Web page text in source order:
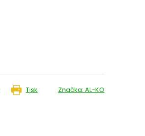
Tisk Značka: AL-KO